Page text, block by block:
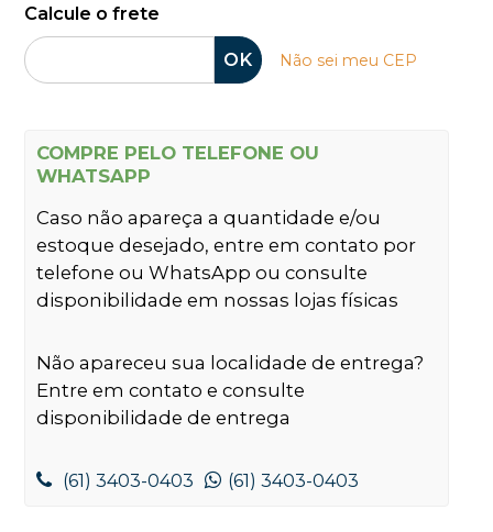
Calcule o frete
OK Não sei meu CEP
COMPRE PELO TELEFONE OU
WHATSAPP
Caso não apareça a quantidade e/ou
estoque desejado, entre em contato por
telefone ou WhatsApp ou consulte
disponibilidade em nossas lojas físicas
Não apareceu sua localidade de entrega?
Entre em contato e consulte
disponibilidade de entrega
(61) 3403-0403 (61) 3403-0403